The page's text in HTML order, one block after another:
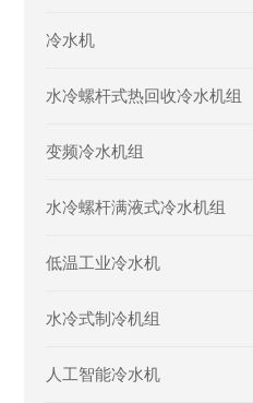
冷水机
水冷螺杆式热回收冷水机组
变频冷水机组
水冷螺杆满液式冷水机组
低温工业冷水机
水冷式制冷机组
人工智能冷水机